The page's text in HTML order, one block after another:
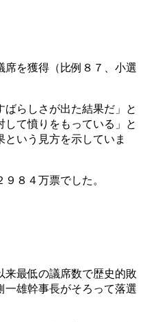
を獲得（比例８７、小選
らしさが出た結果だ」と
て憤りをもっている」と
いう見方を示していま
８４万票でした。
最低の議席数で歴史的敗
一雄幹事長がそろって落選